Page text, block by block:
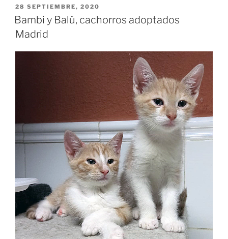
en
adopción
PUBLICADO
EL
28 SEPTIEMBRE, 2020
Bambi y Balú, cachorros adoptados
Madrid